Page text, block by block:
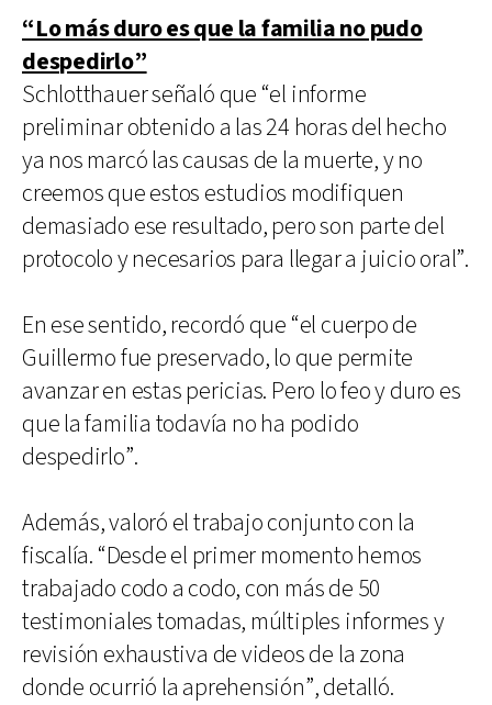
“Lo más duro es que la familia no pudo
despedirlo”
Schlotthauer señaló que “el informe
preliminar obtenido a las 24 horas del hecho
ya nos marcó las causas de la muerte, y no
creemos que estos estudios modifiquen
demasiado ese resultado, pero son parte del
protocolo y necesarios para llegar a juicio oral”.
En ese sentido, recordó que “el cuerpo de
Guillermo fue preservado, lo que permite
avanzar en estas pericias. Pero lo feo y duro es
que la familia todavía no ha podido
despedirlo”.
Además, valoró el trabajo conjunto con la
fiscalía. “Desde el primer momento hemos
trabajado codo a codo, con más de 50
testimoniales tomadas, múltiples informes y
revisión exhaustiva de videos de la zona
donde ocurrió la aprehensión”, detalló.